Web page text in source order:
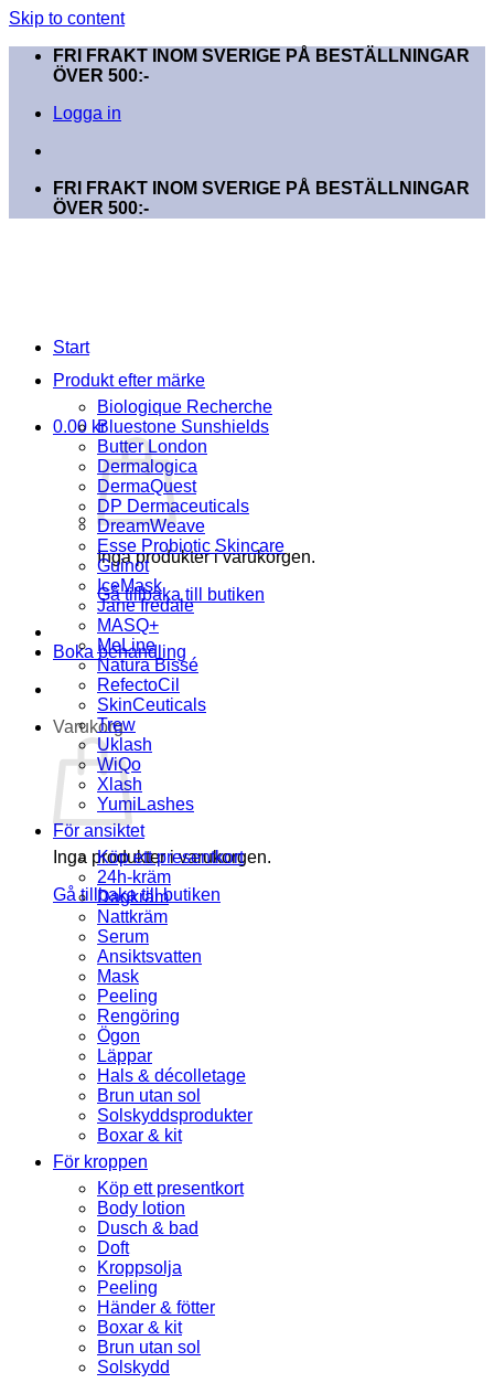
Skip to content
FRI FRAKT INOM SVERIGE PÅ BESTÄLLNINGAR
ÖVER 500:-
Logga in
FRI FRAKT INOM SVERIGE PÅ BESTÄLLNINGAR
ÖVER 500:-
0.00 kr
Inga produkter i varukorgen.
Gå tillbaka till butiken
Boka behandling
Varukorg
Inga produkter i varukorgen.
Gå tillbaka till butiken
Start
Produkt efter märke
Biologique Recherche
Bluestone Sunshields
Butter London
Dermalogica
DermaQuest
DP Dermaceuticals
DreamWeave
Esse Probiotic Skincare
Guinot
IceMask
Jane Iredale
MASQ+
MeLine
Natura Bissé
RefectoCil
SkinCeuticals
Trew
Uklash
WiQo
Xlash
YumiLashes
För ansiktet
Köp ett presentkort
24h-kräm
Dagkräm
Nattkräm
Serum
Ansiktsvatten
Mask
Peeling
Rengöring
Ögon
Läppar
Hals & décolletage
Brun utan sol
Solskyddsprodukter
Boxar & kit
För kroppen
Köp ett presentkort
Body lotion
Dusch & bad
Doft
Kroppsolja
Peeling
Händer & fötter
Boxar & kit
Brun utan sol
Solskydd